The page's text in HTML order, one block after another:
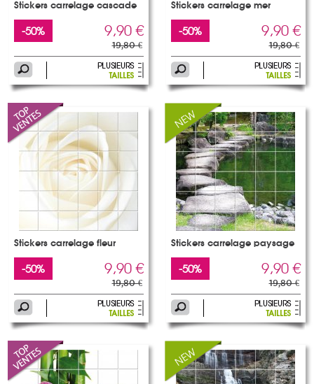
Stickers carrelage cascade
-50% 9,90 €
19,80 €
Stickers carrelage mer
-50% 9,90 €
19,80 €
Stickers carrelage fleur
-50% 9,90 €
19,80 €
Stickers carrelage paysage
-50% 9,90 €
19,80 €